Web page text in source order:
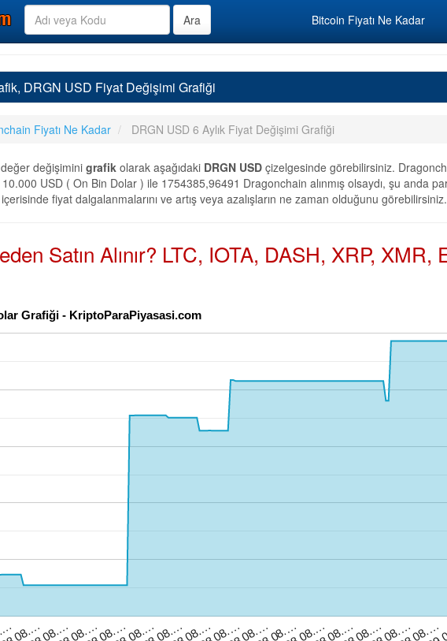
Bitcoin Fiyatı Ne Kadar
DRGN USD Fiyat Değişimi Grafiği
Fiyatı Ne Kadar DRGN USD 6 Aylık Fiyat Değişimi Grafiği
değişimini grafik olarak aşağıdaki DRGN USD çizelgesinde görebilirsiniz.
USD ( On Bin Dolar ) ile 1754385,96491 Dragonchain alınmış olsaydı, şu anda
fiyat dalgalanmalarını ve artış veya azalışların ne zaman olduğunu görebilirsiniz.
Satın Alınır? LTC, IOTA, DASH, XRP,
Grafiği - KriptoParaPiyasasi.com